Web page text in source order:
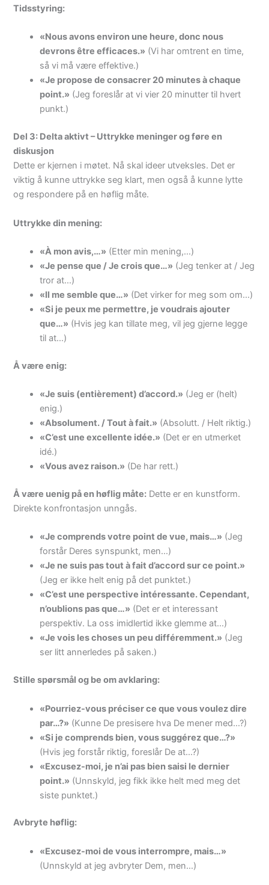
Tidsstyring:
«Nous avons environ une heure, donc nous
devrons être efficaces.» (Vi har omtrent en time,
så vi må være effektive.)
«Je propose de consacrer 20 minutes à chaque
point.» (Jeg foreslår at vi vier 20 minutter til hvert
punkt.)
Del 3: Delta aktivt – Uttrykke meninger og føre en
diskusjon
Dette er kjernen i møtet. Nå skal ideer utveksles. Det er
viktig å kunne uttrykke seg klart, men også å kunne lytte
og respondere på en høflig måte.
Uttrykke din mening:
«À mon avis,…» (Etter min mening,…)
«Je pense que / Je crois que…» (Jeg tenker at / Jeg
tror at…)
«Il me semble que…» (Det virker for meg som om…)
«Si je peux me permettre, je voudrais ajouter
que…» (Hvis jeg kan tillate meg, vil jeg gjerne legge
til at…)
Å være enig:
«Je suis (entièrement) d’accord.» (Jeg er (helt)
enig.)
«Absolument. / Tout à fait.» (Absolutt. / Helt riktig.)
«C’est une excellente idée.» (Det er en utmerket
idé.)
«Vous avez raison.» (De har rett.)
Å være uenig på en høflig måte: Dette er en kunstform.
Direkte konfrontasjon unngås.
«Je comprends votre point de vue, mais…» (Jeg
forstår Deres synspunkt, men…)
«Je ne suis pas tout à fait d’accord sur ce point.»
(Jeg er ikke helt enig på det punktet.)
«C’est une perspective intéressante. Cependant,
n’oublions pas que…» (Det er et interessant
perspektiv. La oss imidlertid ikke glemme at…)
«Je vois les choses un peu différemment.» (Jeg
ser litt annerledes på saken.)
Stille spørsmål og be om avklaring:
«Pourriez-vous préciser ce que vous voulez dire
par…?» (Kunne De presisere hva De mener med…?)
«Si je comprends bien, vous suggérez que…?»
(Hvis jeg forstår riktig, foreslår De at…?)
«Excusez-moi, je n’ai pas bien saisi le dernier
point.» (Unnskyld, jeg fikk ikke helt med meg det
siste punktet.)
Avbryte høflig:
«Excusez-moi de vous interrompre, mais…»
(Unnskyld at jeg avbryter Dem, men…)